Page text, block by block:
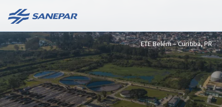
ETE Belém – Curitiba, PR